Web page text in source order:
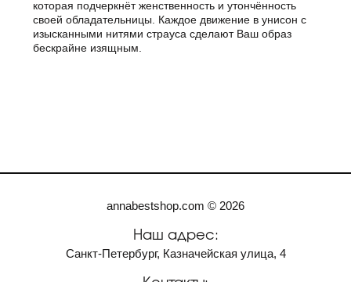
которая подчеркнёт женственность и утончённость
своей обладательницы. Каждое движение в унисон с
изысканными нитями страуса сделают Ваш образ
бескрайне изящным.
annabestshop.com © 2026
Наш адрес:
Санкт-Петербург, Казначейская улица, 4